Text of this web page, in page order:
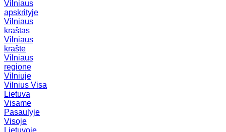
Vilniaus
apskrityje
Vilniaus
kraštas
Vilniaus
krašte
Vilniaus
regione
Vilniuje
Vilnius Visa
Lietuva
Visame
Pasaulyje
Visoje